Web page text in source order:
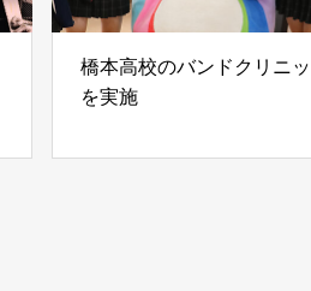
橋本高校のバンドクリニ
を実施